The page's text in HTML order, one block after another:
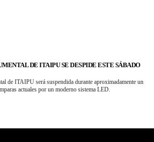
DE ITAIPU SE DESPIDE ESTE SÁBADO
de ITAIPU será suspendida durante aproximadamente un
actuales por un moderno sistema LED.